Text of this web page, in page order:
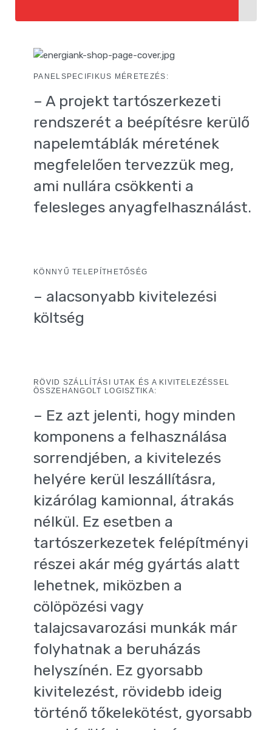
PANELSPECIFIKUS MÉRETEZÉS:
– A projekt tartószerkezeti
rendszerét a beépítésre kerülő
napelemtáblák méretének
megfelelően tervezzük meg,
ami nullára csökkenti a
felesleges anyagfelhasználást.
KÖNNYŰ TELEPÍTHETŐSÉG
– alacsonyabb kivitelezési
költség
RÖVID SZÁLLÍTÁSI UTAK ÉS A KIVITELEZÉSSEL
ÖSSZEHANGOLT LOGISZTIKA:
– Ez azt jelenti, hogy minden
komponens a felhasználása
sorrendjében, a kivitelezés
helyére kerül leszállításra,
kizárólag kamionnal, átrakás
nélkül. Ez esetben a
tartószerkezetek felépítményi
részei akár még gyártás alatt
lehetnek, miközben a
cölöpözési vagy
talajcsavarozási munkák már
folyhatnak a beruházás
helyszínén. Ez gyorsabb
kivitelezést, rövidebb ideig
történő tőkelekötést, gyorsabb